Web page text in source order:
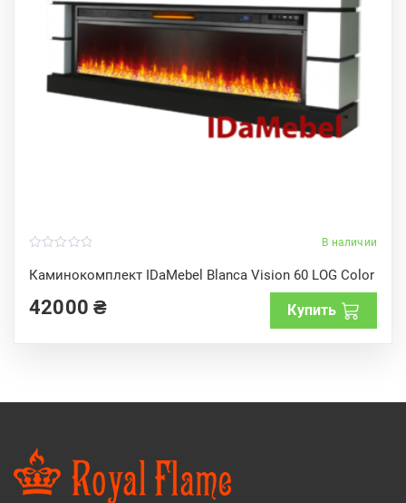
В наличии
Каминокомплект IDaMebel Blanca Vision 60 LOG Color
o
u
o
f
42000₴ Купить